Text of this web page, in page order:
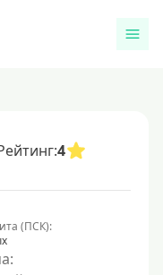
4
(ПСК):